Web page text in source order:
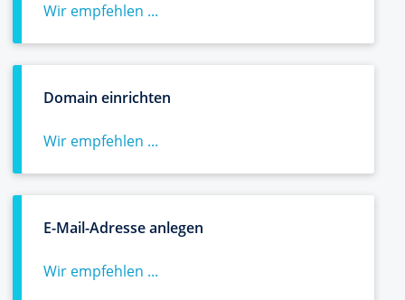
Wir empfehlen ...
Domain einrichten
Wir empfehlen ...
E-Mail-Adresse anlegen
Wir empfehlen ...